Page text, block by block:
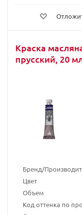
Краска
прусский, 20
Бренд/
Цвет
Объем
Код оттенка по